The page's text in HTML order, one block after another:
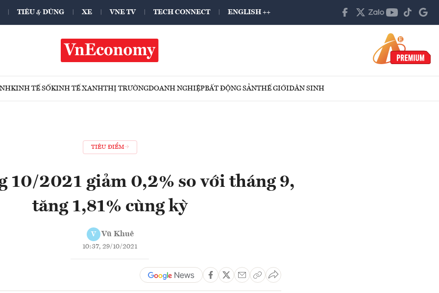
TIÊU & DÙNG XE VNE TV TECH CONNECT ENGLISH ++
KINH TẾ SỐKINH TẾ XANHTHỊ TRƯỜNGDOANH NGHIỆPBẤT ĐỘNG SẢNTHẾ GIỚIDÂN SINH
TIÊU ĐIỂM
10/2021 giảm 0,2% so với tháng 9,
tăng 1,81% cùng kỳ
V Vũ Khuê
10:37, 29/10/2021